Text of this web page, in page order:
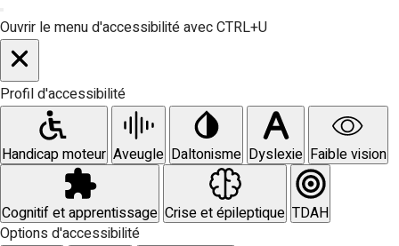
Ouvrir le menu d'accessibilité avec CTRL+U
Profil d'accessibilité
Handicap moteur Aveugle Daltonisme Dyslexie Faible vision
Cognitif et apprentissage Crise et épileptique TDAH
Options d'accessibilité